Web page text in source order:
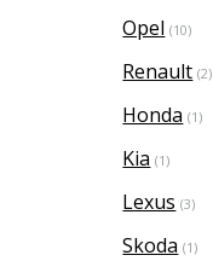
Opel (10)
Renault (2)
Honda (1)
Kia (1)
Lexus (3)
Skoda (1)